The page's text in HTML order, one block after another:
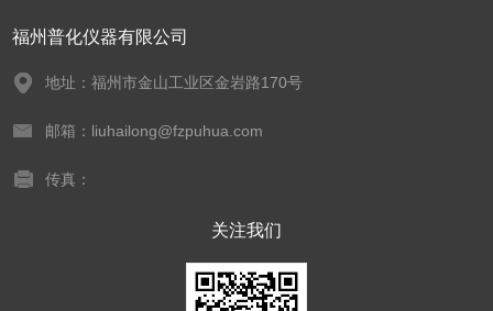
福州普化仪器有限公司
地址：福州市金山工业区金岩路170号
邮箱：liuhailong@fzpuhua.com
传真：
关注我们